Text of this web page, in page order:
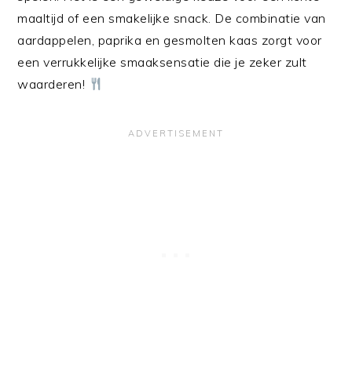
maaltijd of een smakelijke snack. De combinatie van
aardappelen, paprika en gesmolten kaas zorgt voor
een verrukkelijke smaaksensatie die je zeker zult
waarderen!